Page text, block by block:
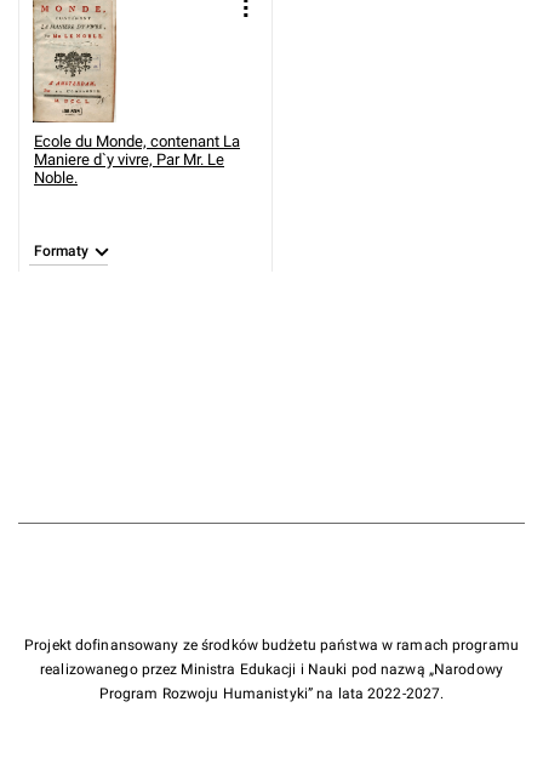
Ecole du Monde, contenant La
Maniere d`y vivre, Par Mr. Le
Noble.
Formaty
Projekt dofinansowany ze środków budżetu państwa w ramach programu
realizowanego przez Ministra Edukacji i Nauki pod nazwą „Narodowy
Program Rozwoju Humanistyki” na lata 2022-2027.